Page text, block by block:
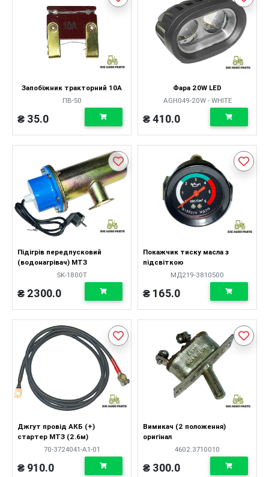
Запобіжник тракторний 10А
ПВ-50
₴ 35.0
Фара 20W LED
AGH049-20W - WHITE
₴ 410.0
Підігрів передпусковий
(водонагрівач) МТЗ
SK-1800T
₴ 2300.0
Покажчик тиску масла з
підсвіткою
МД219-3810500
₴ 165.0
Джгут провід АКБ (+)
стартер МТЗ (2.6м)
70-3724041-А1-01
₴ 910.0
Вимикач (2 положення)
оригінал
4602.3710010
₴ 300.0